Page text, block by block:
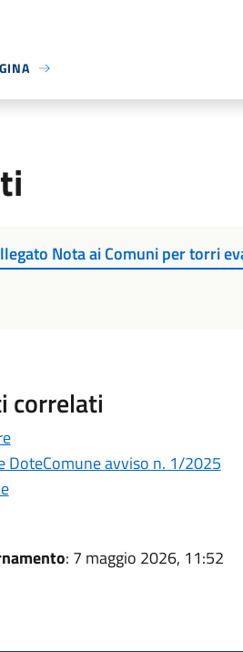
Nota ai Comuni per torri
correlati
DoteComune avviso n. 1/2025
: 7 maggio 2026, 11:52